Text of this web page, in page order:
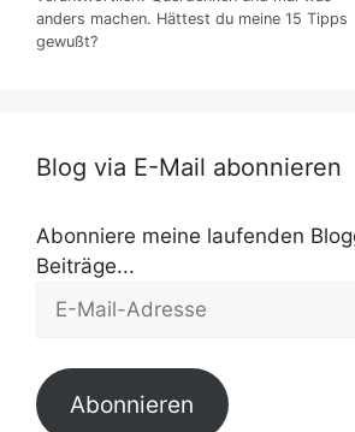
anders machen. Hättest du meine 15 Tipps
gewußt?
Blog via E-Mail abonnieren
Abonniere meine laufenden
Beiträge...
Mail-
Abonnieren